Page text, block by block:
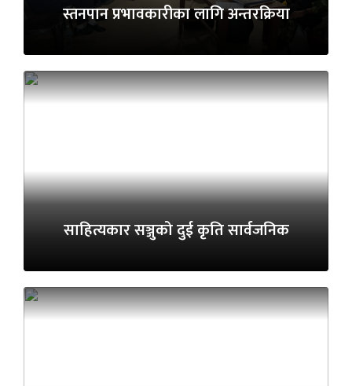
स्तनपान प्रभावकारीका लागि अन्तरक्रिया
साहित्यकार सञ्जुको दुई कृति सार्वजनिक